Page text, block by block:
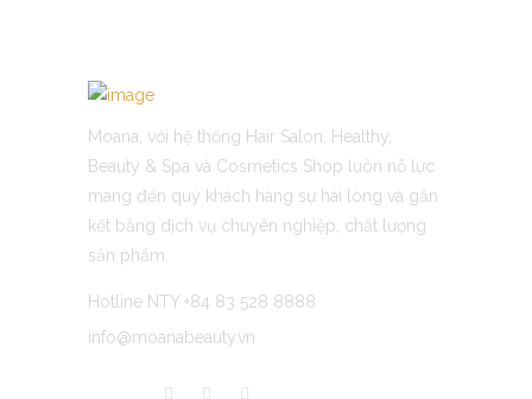
Moana, với hệ thống Hair Salon, Healthy,
Beauty & Spa và Cosmetics Shop luôn nỗ lực
mang đến quý khách hàng sự hài lòng và gắn
kết bằng dịch vụ chuyên nghiệp, chất lượng
sản phẩm.
Hotline NTY +84 83 528 8888
info@moanabeauty.vn